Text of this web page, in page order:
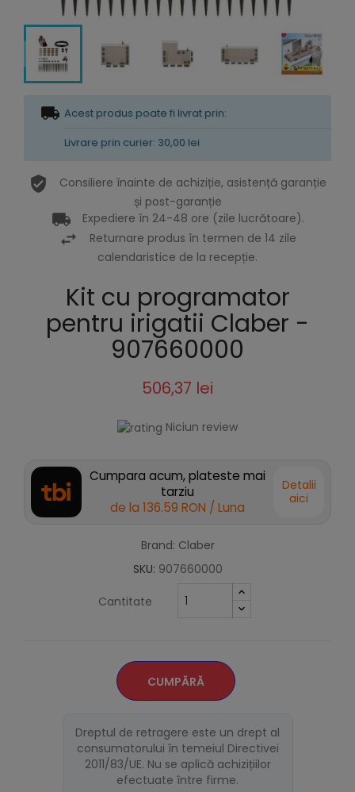
Acest produs poate fi livrat prin:
Livrare prin curier: 30,00 lei
Consiliere înainte de achiziție, asistență garanție
și post-garanție
Expediere în 24-48 ore (zile lucrătoare).
Returnare produs în termen de 14 zile
calendaristice de la recepție.
Kit cu programator
pentru irigatii Claber -
907660000
506,37 lei
Niciun review
Cumpara acum, plateste mai
tarziu
de la 136.59 RON / Luna
Detalii
aici
Brand: Claber
SKU: 907660000
Cantitate
CUMPĂRĂ
Dreptul de retragere este un drept al
consumatorului în temeiul Directivei
2011/83/UE. Nu se aplică achizițiilor
efectuate între firme.